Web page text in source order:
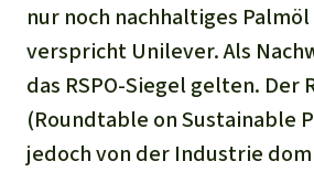
nur noch nachhaltiges
verspricht Unilever. Als
das RSPO-Siegel gelten. Der
(Roundtable on Sustainable
jedoch von der Industrie